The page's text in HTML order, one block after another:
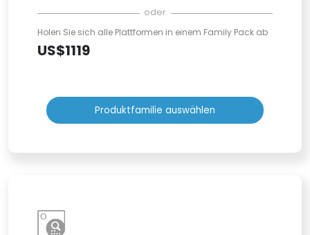
oder
Holen Sie sich alle Plattformen in einem Family Pack ab
US$1119
Produktfamilie auswählen